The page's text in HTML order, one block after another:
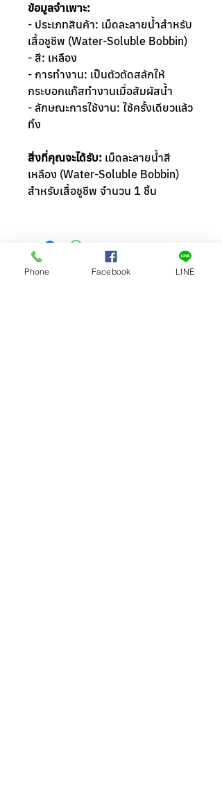
ข้อมูลจำเพาะ:
- ประเภทสินค้า: เม็ดละลายน้ำสำหรับ
เสื้อชูชีพ (Water-Soluble Bobbin)
- สี: เหลือง
- การทำงาน: เป็นตัวตัดสลักให้
กระบอกแก๊สทำงานเมื่อสัมผัสน้ำ
- ลักษณะการใช้งาน: ใช้ครั้งเดียวแล้ว
ทิ้ง
สิ่งที่คุณจะได้รับ: เม็ดละลายน้ำสี
เหลือง (Water-Soluble Bobbin)
สำหรับเสื้อชูชีพ จำนวน 1 ชิ้น
สอบถามสินค้า
Phone Facebook LINE